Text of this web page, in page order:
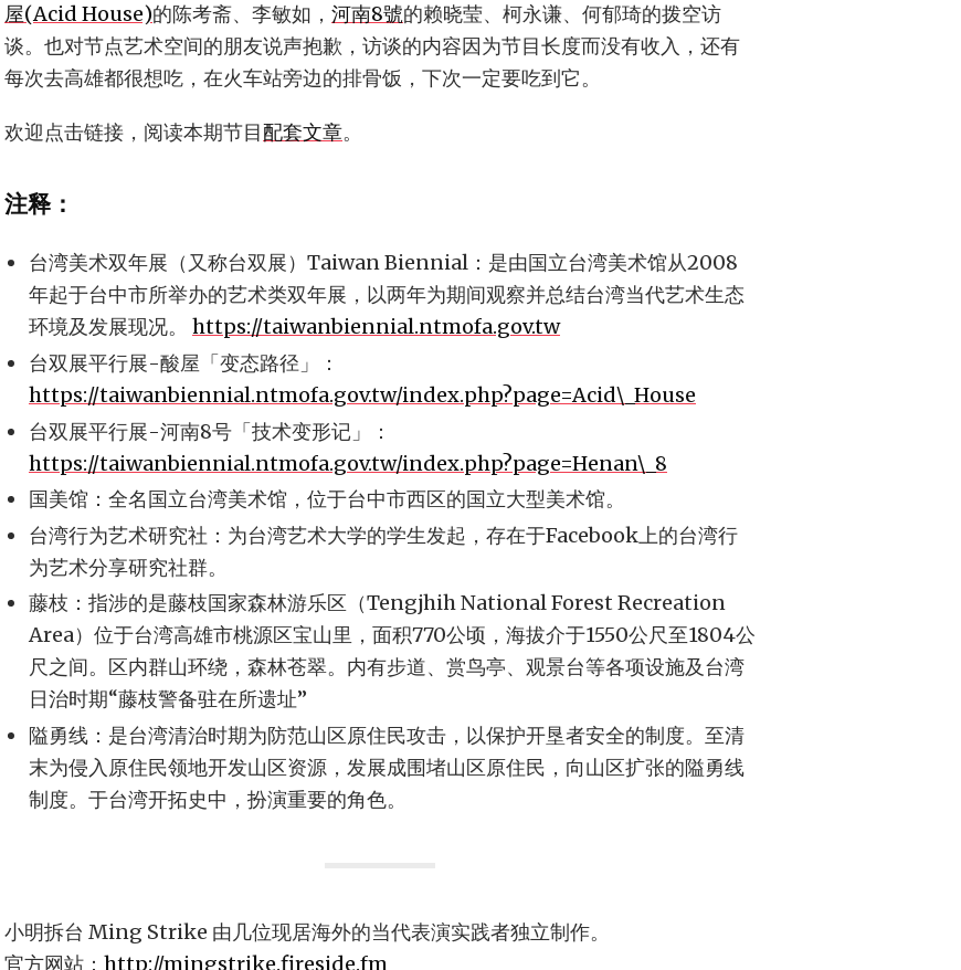
屋(Acid House)的陈考斋、李敏如， 河南8號的赖晓莹、柯永谦、何郁琦的拨空访
谈。也对节点艺术空间的朋友说声抱歉，访谈的内容因为节目长度而没有收入，还有
每次去高雄都很想吃，在火车站旁边的排骨饭，下次一定要吃到它。
欢迎点击链接，阅读本期节目配套文章。
注释：
台湾美术双年展（又称台双展）Taiwan Biennial：是由国立台湾美术馆从2008
年起于台中市所举办的艺术类双年展，以两年为期间观察并总结台湾当代艺术生态
环境及发展现况。 https://taiwanbiennial.ntmofa.gov.tw
台双展平行展-酸屋「变态路径」：
https://taiwanbiennial.ntmofa.gov.tw/index.php?page=Acid\_House
台双展平行展-河南8号「技术变形记」：
https://taiwanbiennial.ntmofa.gov.tw/index.php?page=Henan\_8
国美馆：全名国立台湾美术馆，位于台中市西区的国立大型美术馆。
台湾行为艺术研究社：为台湾艺术大学的学生发起，存在于Facebook上的台湾行
为艺术分享研究社群。
藤枝：指涉的是藤枝国家森林游乐区（Tengjhih National Forest Recreation
Area）位于台湾高雄市桃源区宝山里，面积770公顷，海拔介于1550公尺至1804公
尺之间。区内群山环绕，森林苍翠。内有步道、赏鸟亭、观景台等各项设施及台湾
日治时期“藤枝警备驻在所遗址”
隘勇线：是台湾清治时期为防范山区原住民攻击，以保护开垦者安全的制度。至清
末为侵入原住民领地开发山区资源，发展成围堵山区原住民，向山区扩张的隘勇线
制度。于台湾开拓史中，扮演重要的角色。
小明拆台 Ming Strike 由几位现居海外的当代表演实践者独立制作。
官方网站： http://mingstrike.fireside.fm